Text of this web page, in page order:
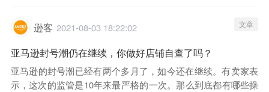
逊客 2021-08-03 18:22:02 文章
亚马逊封号潮仍在继续，你做好店铺自查了吗？
亚马逊的封号潮已经有两个多月了，如今还在继续。有卖家表
示，这次的监管是10年来最严格的一次。那么到底都有哪些操